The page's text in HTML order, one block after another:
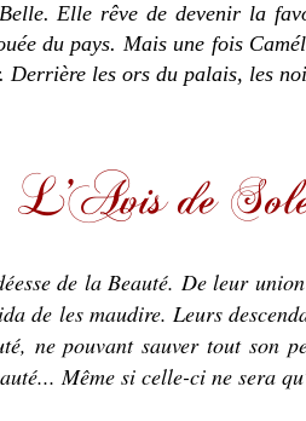
Elle rêve de devenir la
du pays. Mais une fois
les ors du palais, les
de la Beauté. De leur
de les maudire. Leurs
ne pouvant sauver tout son
Même si celle-ci ne sera